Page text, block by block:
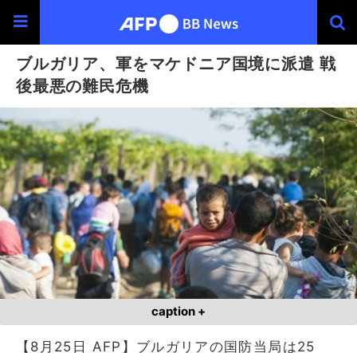
ブルガリア、軍をマケドニア国境に派遣 戦
後最悪の難民危機
caption +
【8月25日 AFP】ブルガリアの国防当局は25